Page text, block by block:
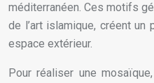
méditerranéen. Ces motifs
de l’art islamique, créent
espace extérieur.
Pour réaliser une